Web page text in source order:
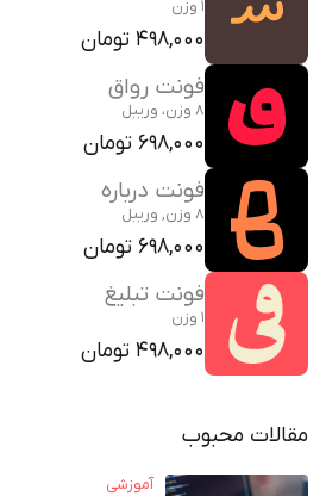
1 وزن
498,000 تومان
فونت رواق
8 وزن، وریبل
698,000 تومان
فونت درباره
8 وزن, وریبل
698,000 تومان
فونت تبلیغ
1 وزن
498,000 تومان
مقالات محبوب
آموزشی